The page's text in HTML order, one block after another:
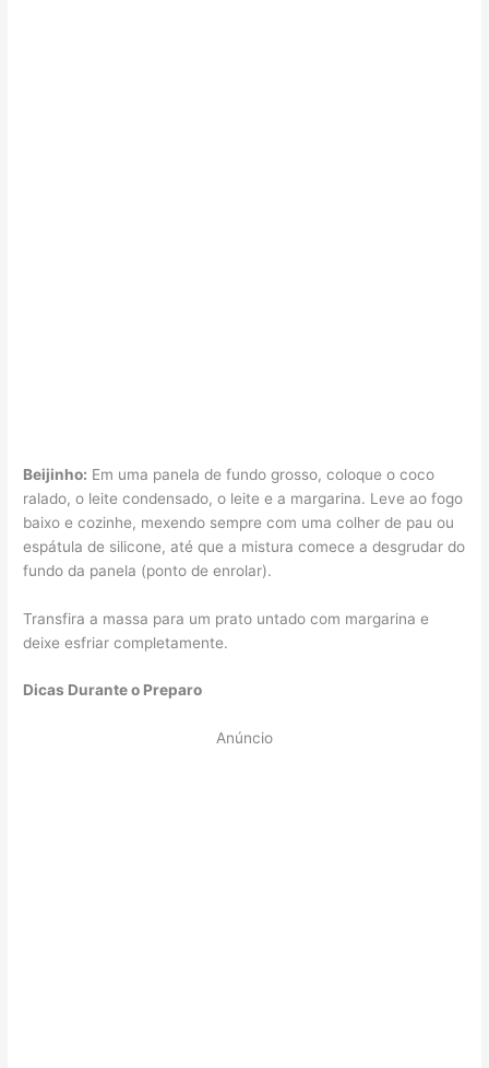
Beijinho: Em uma panela de fundo grosso, coloque o coco
ralado, o leite condensado, o leite e a margarina. Leve ao fogo
baixo e cozinhe, mexendo sempre com uma colher de pau ou
espátula de silicone, até que a mistura comece a desgrudar do
fundo da panela (ponto de enrolar).
Transfira a massa para um prato untado com margarina e
deixe esfriar completamente.
Dicas Durante o Preparo
Anúncio